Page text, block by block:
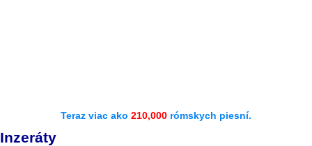
Teraz viac ako 210,000 rómskych piesní.
Inzeráty